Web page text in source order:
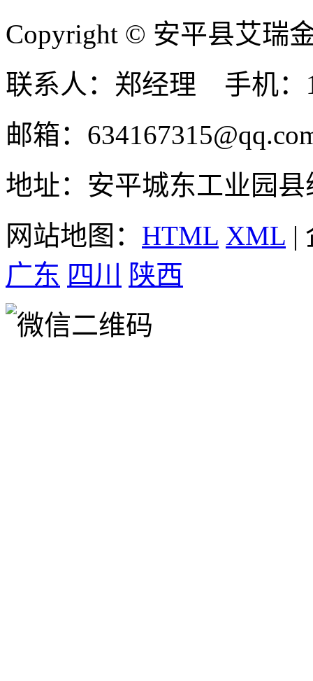
Copyright © 安平县艾瑞
联系人：郑经理 手机：
邮箱：
地址：安平城东工业园县
网站地图： HTML XML |
广东 四川 陕西